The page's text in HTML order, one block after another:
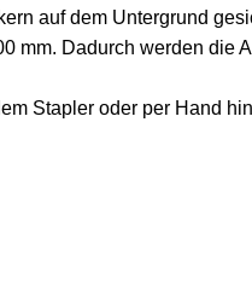
auf dem Untergrund
Dadurch werden die
Stapler oder per Hand